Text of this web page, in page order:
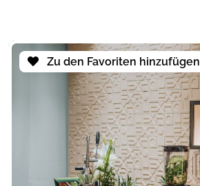
Zu den Favoriten hinzufügen